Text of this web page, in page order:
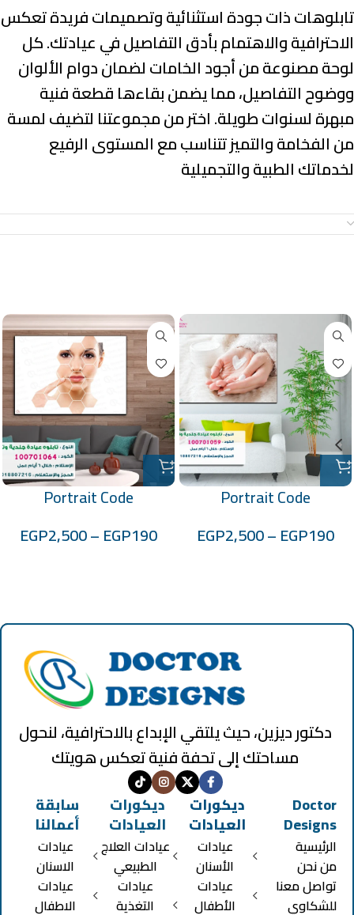
تابلوهات ذاتجودة استثنائية وتصميمات فريدةتعكس
الاحترافية والاهتمام بأدق التفاصيل في عيادتك. كل
لوحة مصنوعة منأجود الخاماتلضمان دوام الألوان
ووضوح التفاصيل، مما يضمن بقاءها قطعة فنية
مبهرة لسنوات طويلة. اختر من مجموعتنا لتضيفلمسة
من الفخامة والتميزتتناسب مع المستوى الرفيع
لخدماتك الطبية والتجميلية
Portrait Code
EGP190
–
EGP2,500
Portrait Code
EGP190
–
EGP2,500
دكتور ديزين، حيث يلتقي الإبداع بالاحترافية، لنحول
مساحتك إلى تحفة فنية تعكس هويتك
Doctor
Designs
الرئيسية
من نحن
تواصل معنا
للشكاوي
ديكورات
العيادات
عيادات
الأسنان
عيادات
الأطفال
ديكورات
العيادات
عيادات العلاج
الطبيعي
عيادات
التغذية
سابقة
أعمالنا
عيادات
الاسنان
عيادات
الاطفال